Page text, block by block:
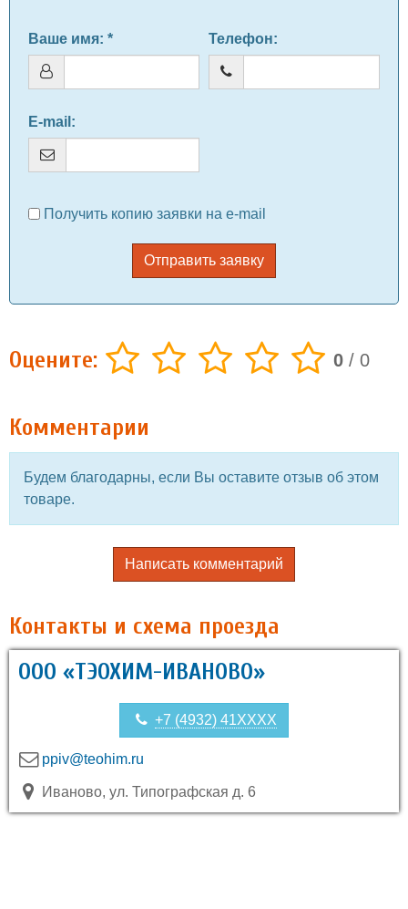
Ваше имя: * Телефон:
E-mail :
Получить копию заявки на e-mail
Отправить заявку
Оцените: 0 / 0
Комментарии
Будем благодарны, если Вы оставите отзыв об этом
товаре.
Написать комментарий
Контакты и схема проезда
ООО «ТЭОХИМ-ИВАНОВО»
+7 (4932) 41XXXX
ppiv@teohim.ru
Иваново, ул. Типографская д. 6